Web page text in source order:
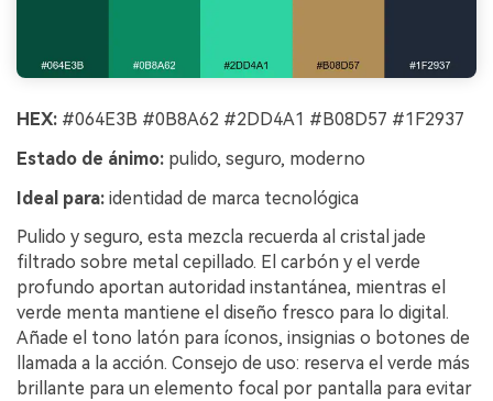
HEX: #064E3B #0B8A62 #2DD4A1 #B08D57 #1F2937
Estado de ánimo: pulido, seguro, moderno
Ideal para: identidad de marca tecnológica
Pulido y seguro, esta mezcla recuerda al cristal jade
filtrado sobre metal cepillado. El carbón y el verde
profundo aportan autoridad instantánea, mientras el
verde menta mantiene el diseño fresco para lo digital.
Añade el tono latón para íconos, insignias o botones de
llamada a la acción. Consejo de uso: reserva el verde más
brillante para un elemento focal por pantalla para evitar